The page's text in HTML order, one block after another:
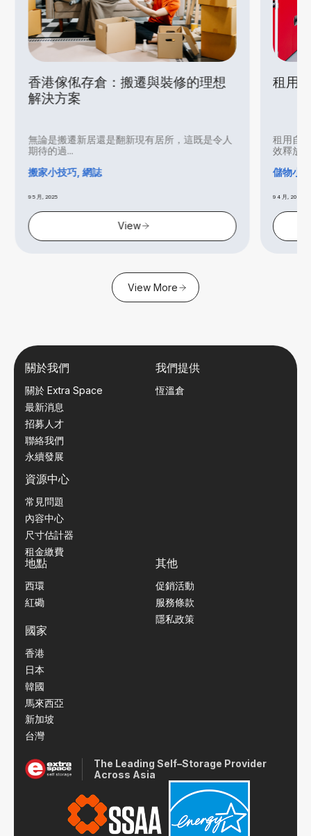
香港傢俬存倉：搬遷與裝修的理想
解決方案
無論是搬遷新居還是翻新現有居所，這既是令人
期待的過...
搬家小技巧, 網誌
9 5 月, 2025
View
租用
租用自
效釋放家
儲物小
9 4 月, 2025
View More
關於我們
關於 Extra Space
最新消息
招募人才
聯絡我們
永續發展
資源中心
常見問題
內容中心
尺寸估計器
租金繳費
我們提供
恆溫倉
地點
西環
紅磡
其他
促銷活動
服務條款
隱私政策
國家
香港
日本
韓國
馬來西亞
新加坡
台灣
The Leading Self–Storage Provider
Across Asia